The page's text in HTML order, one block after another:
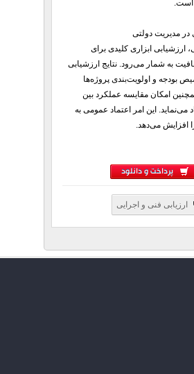
است.
در مدیریت دولتی
ارزشیابی ابزاری کلیدی برای
به شمار می‌رود. نتایج ارزشیابی
بودجه و اولویت‌بندی پروژه‌ها
امکان مقایسه عملکرد بین
می‌نماید. این امر اعتماد عمومی به
افزایش می‌دهد.
پرداخت و دانلود
ارزیابی فنی و اجرایی